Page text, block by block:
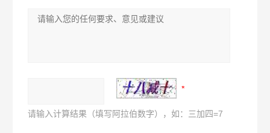
请输入计算结果（填写阿拉伯数字），如：三加四=7